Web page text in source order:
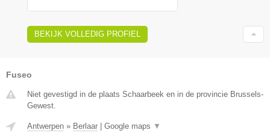
BEKIJK VOLLEDIG PROFIEL
Fuseo
Niet gevestigd in de plaats Schaarbeek en in de provincie Brussels-
Gewest.
Antwerpen » Berlaar Google maps ▼